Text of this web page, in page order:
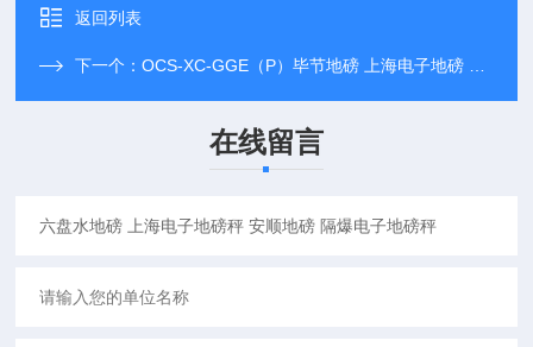
返回列表
下一个：OCS-XC-GGE（P）毕节地磅 上海电子地磅 铜仁地磅 隔爆电子地磅称
在线留言